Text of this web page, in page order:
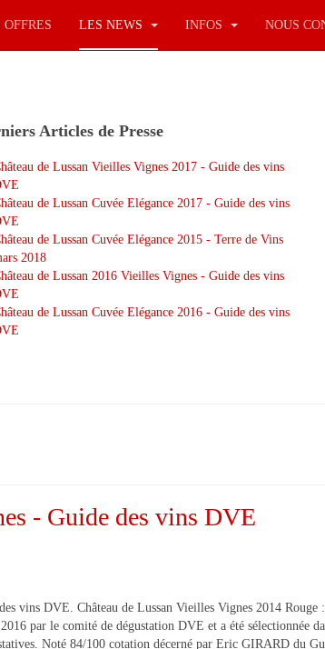
OFFRES LES NEWS INFOS NOUS
Articles de Presse
de Lussan Vieilles Vignes 2017 - Guide des vins
de Lussan Cuvée Elégance 2017 - Guide des vins
de Lussan Cuvée Elégance 2015 - Terre de Vins
2018
de Lussan 2016 Vieilles Vignes - Guide des vins
de Lussan Cuvée Elégance 2016 - Guide des vins
- Guide des vins DVE
vins DVE. Château de Lussan Vieilles Vignes 2014 Rouge
2016 par le comité de dégustation DVE et a été sélectionnée
Noté 84/100 cotation décerné par Eric GIRARD du